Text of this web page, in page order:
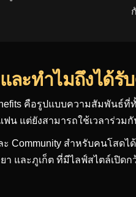
ละทำไมถึงได้
คือรูปแบบความสัมพันธ์
น แต่ยังสามารถใช้เวลาร่วม
ะ Community สำหรับคนโสด
า และภูเก็ต ที่มีไลฟ์สไตล์เปิด